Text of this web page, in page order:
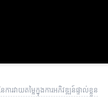
វាយតម្លៃក្នុងការអភិវឌ្ឍន៍ផ្ទាល់ខ្លួន